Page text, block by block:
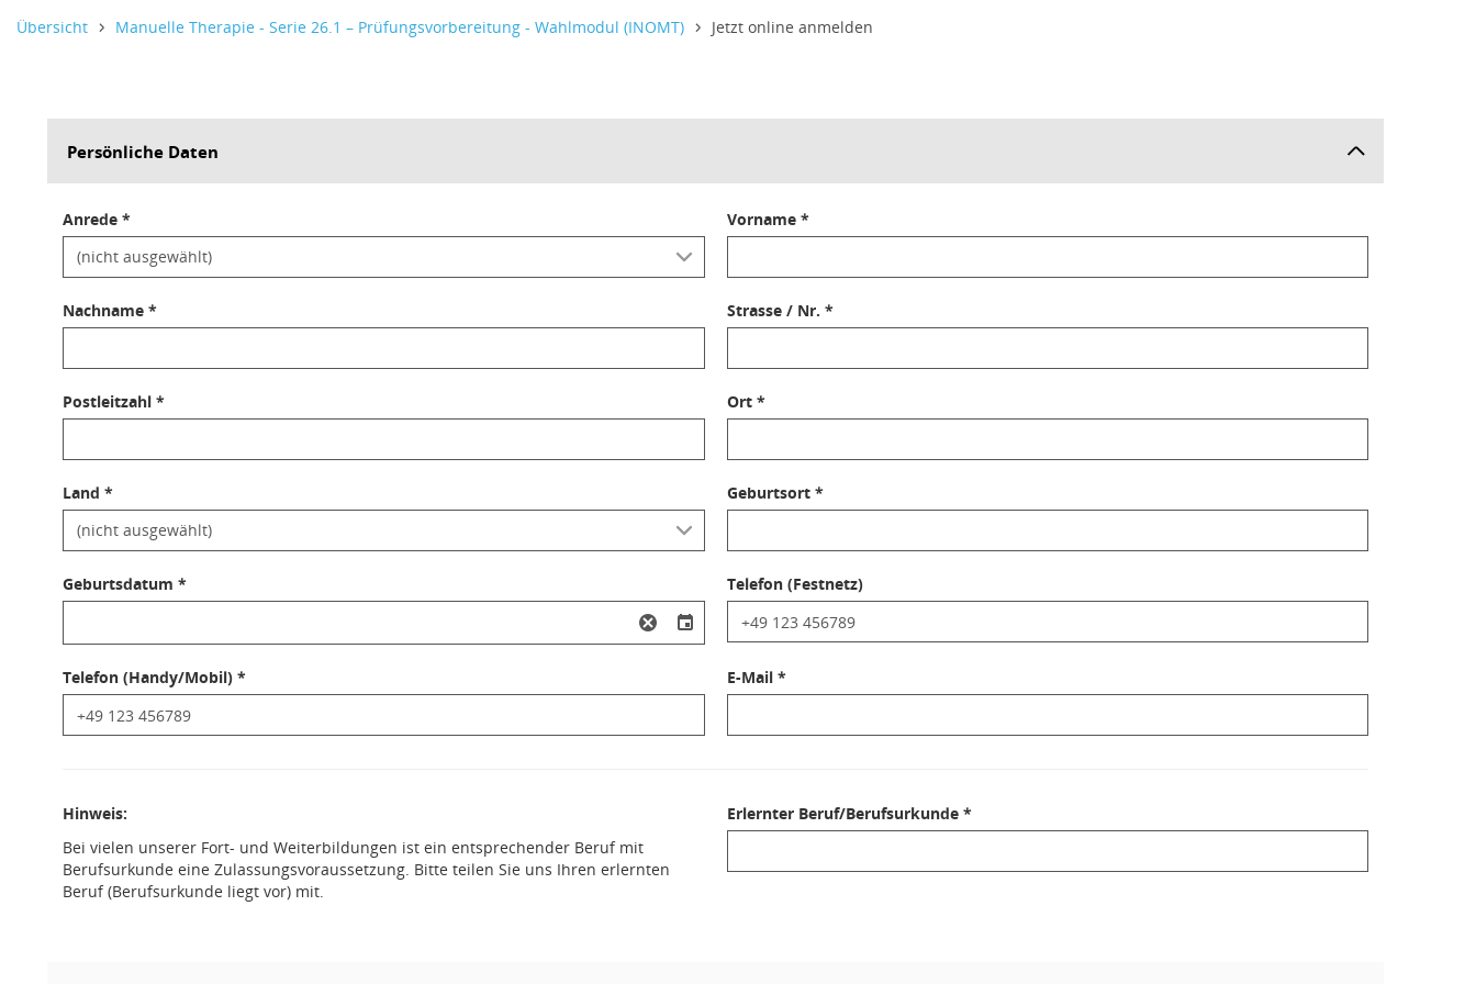
Übersicht Manuelle Therapie - Serie 26.1 – Prüfungsvorbereitung - Wahlmodul (INOMT) Jetzt online anmelden
Persönliche Daten
Anrede * Vorname *
Nachname * Strasse / Nr. *
Postleitzahl * Ort *
Land * Geburtsort *
Geburtsdatum * Telefon (Festnetz)
Telefon (Handy/Mobil) * E-Mail *
Hinweis:
Bei vielen unserer Fort- und Weiterbildungen ist ein entsprechender Beruf mit
Berufsurkunde eine Zulassungsvoraussetzung. Bitte teilen Sie uns Ihren erlernten
Beruf (Berufsurkunde liegt vor) mit.
Erlernter Beruf/Berufsurkunde *